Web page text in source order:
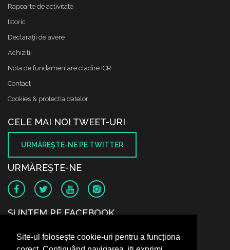
Site-ul folosește cookie-uri pentru a funcționa
Rapoarte de activitate
Istoric
Declaraţii de avere
Achizitii
Nota de fundamentare cladire ICR
Contact
Cookies & protectia datelor
CELE MAI NOI TWEET-URI
URMĂREŞTE-NE PE TWITTER
URMĂREŞTE-NE
SUNTEM PE FACEBOOK